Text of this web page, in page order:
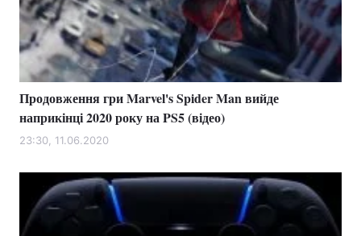
Продовження гри Marvel's Spider Man вийде
наприкінці 2020 року на PS5 (відео)
23:30, 11.06.2020